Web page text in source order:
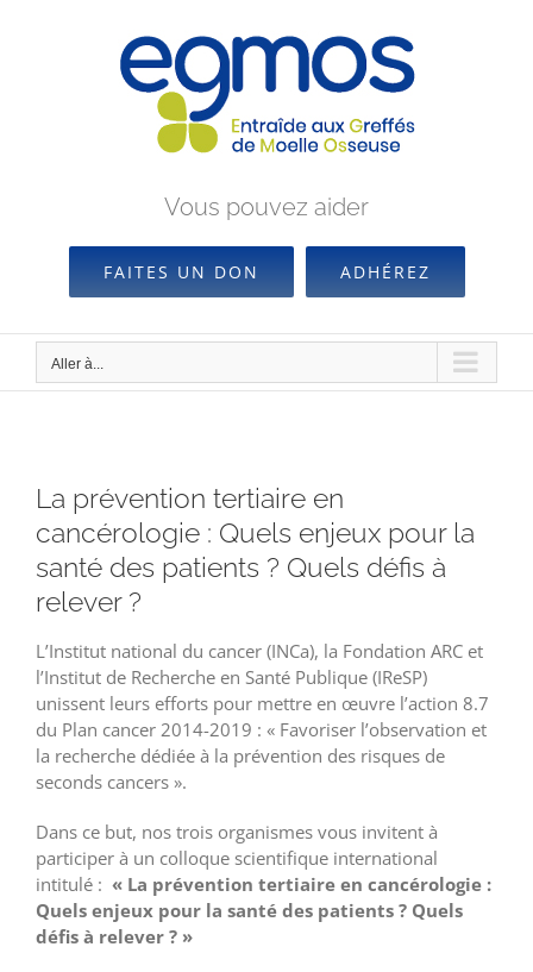
Vous pouvez aider
FAITES UN DON ADHÉREZ
Aller à...
La prévention tertiaire en
cancérologie : Quels enjeux pour la
santé des patients ? Quels défis à
relever ?
L’Institut national du cancer (INCa), la Fondation ARC et
l’Institut de Recherche en Santé Publique (IReSP)
unissent leurs efforts pour mettre en œuvre l’action 8.7
du Plan cancer 2014-2019 : « Favoriser l’observation et
la recherche dédiée à la prévention des risques de
seconds cancers ».
Dans ce but, nos trois organismes vous invitent à
participer à un colloque scientifique international
intitulé : « La prévention tertiaire en cancérologie :
Quels enjeux pour la santé des patients ? Quels
défis à relever ? »